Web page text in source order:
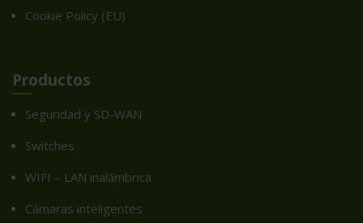
Cookie Policy (EU)
Productos
Seguridad y SD-WAN
Switches
WIFI – LAN inalámbrica
Cámaras inteligentes